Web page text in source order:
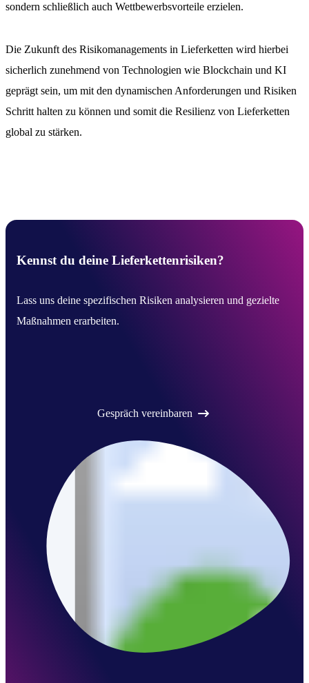
sondern schließlich auch Wettbewerbsvorteile erzielen.
Die Zukunft des Risikomanagements in Lieferketten wird hierbei
sicherlich zunehmend von Technologien wie Blockchain und KI
geprägt sein, um mit den dynamischen Anforderungen und Risiken
Schritt halten zu können und somit die Resilienz von Lieferketten
global zu stärken.
Kennst du deine Lieferkettenrisiken?
Lass uns deine spezifischen Risiken analysieren und gezielte
Maßnahmen erarbeiten.
Gespräch vereinbaren